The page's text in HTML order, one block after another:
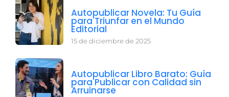
Autopublicar Novela: Tu Guía
para Triunfar en el Mundo
Editorial
15 de diciembre de 2025
Autopublicar Libro Barato: Guía
para Publicar con Calidad sin
Arruinarse